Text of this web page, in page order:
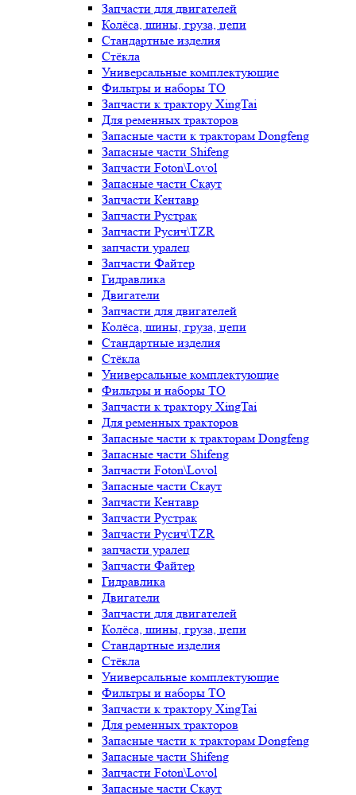
Запчасти для двигателей
Колёса, шины, груза, цепи
Стандартные изделия
Стёкла
Универсальные комплектующие
Фильтры и наборы ТО
Запчасти к трактору XingTai
Для ременных тракторов
Запасные части к тракторам Dongfeng
Запасные части Shifeng
Запчасти Foton\Lovol
Запасные части Скаут
Запчасти Кентавр
Запчасти Рустрак
Запчасти Русич\TZR
запчасти уралец
Запчасти Файтер
Гидравлика
Двигатели
Запчасти для двигателей
Колёса, шины, груза, цепи
Стандартные изделия
Стёкла
Универсальные комплектующие
Фильтры и наборы ТО
Запчасти к трактору XingTai
Для ременных тракторов
Запасные части к тракторам Dongfeng
Запасные части Shifeng
Запчасти Foton\Lovol
Запасные части Скаут
Запчасти Кентавр
Запчасти Рустрак
Запчасти Русич\TZR
запчасти уралец
Запчасти Файтер
Гидравлика
Двигатели
Запчасти для двигателей
Колёса, шины, груза, цепи
Стандартные изделия
Стёкла
Универсальные комплектующие
Фильтры и наборы ТО
Запчасти к трактору XingTai
Для ременных тракторов
Запасные части к тракторам Dongfeng
Запасные части Shifeng
Запчасти Foton\Lovol
Запасные части Скаут